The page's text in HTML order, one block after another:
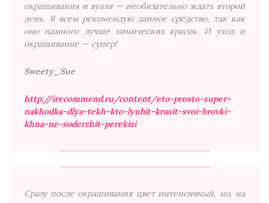
окрашивания и вуаля — необязательно ждать второй
день. Я всем рекомендую данное средство, так как
оно намного лучше химических красок. И уход и
окрашивание — супер!
Sweety_Sue
http://irecommend.ru/content/eto-prosto-super-
nakhodka-dlya-tekh-kto-lyubit-krasit-svoi-brovki-
khna-ne-soderzhit-perekisi
Сразу после окрашивания цвет интенсивный, но, на